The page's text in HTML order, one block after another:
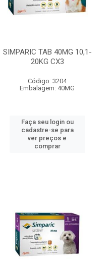
SIMPARIC TAB 40MG 10,1-
20KG CX3
Código: 3204
Embalagem: 40MG
Faça seu login ou
cadastre-se para
ver preços e
comprar